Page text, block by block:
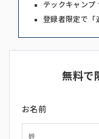
テックキャンプ
登録者限定で「
無料で
お名前